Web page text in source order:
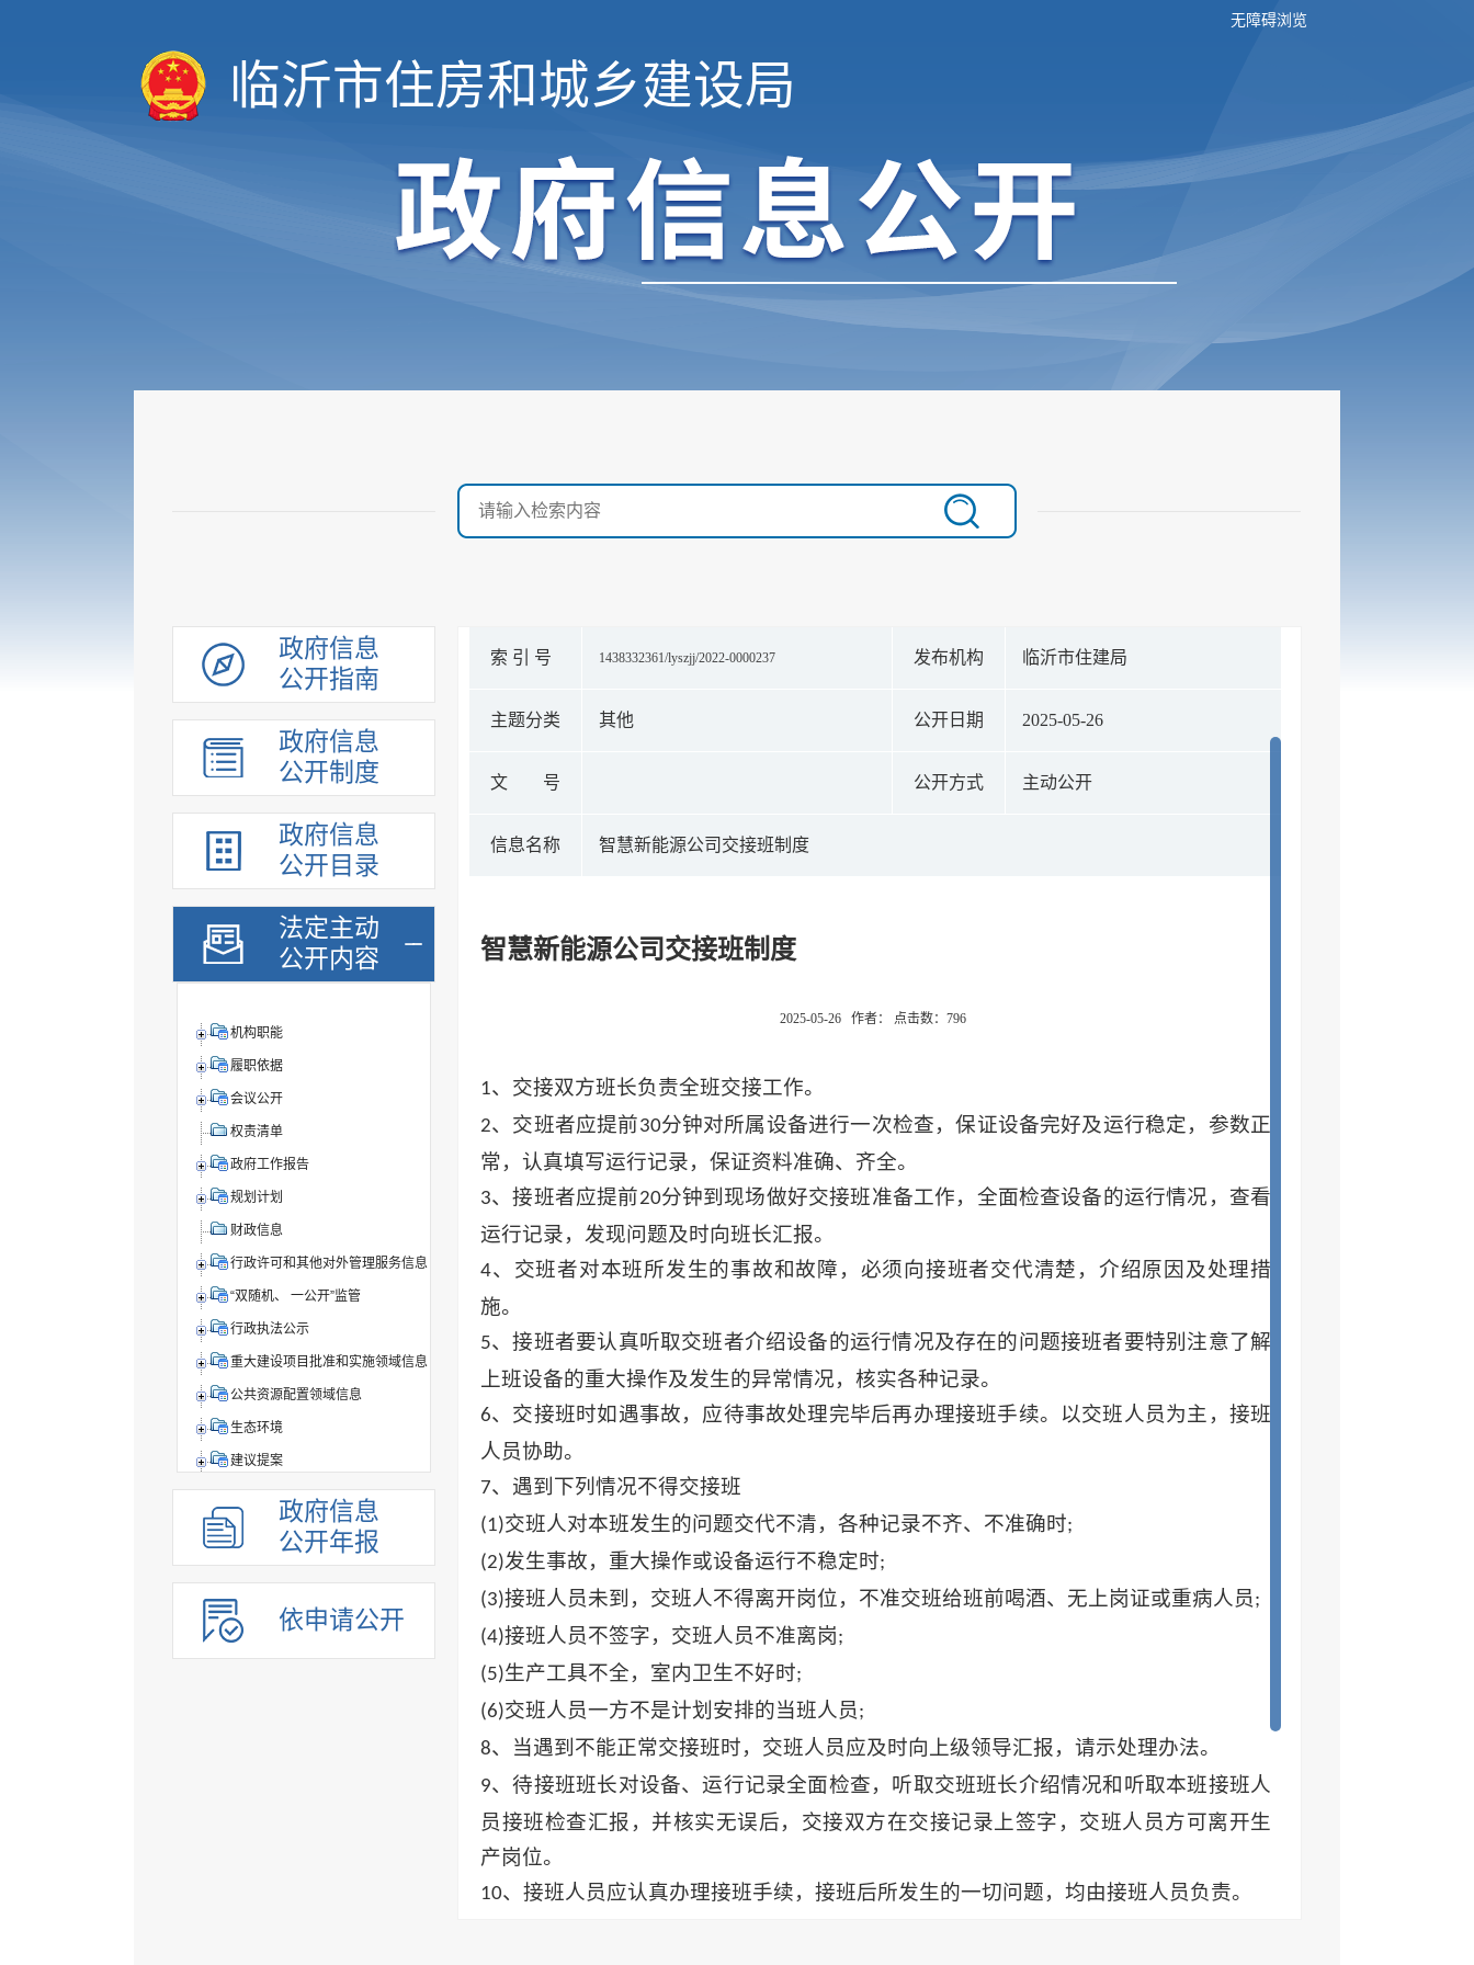
无障碍浏览
临沂市住房和城乡建设局
政府信息
公开指南
政府信息
公开制度
政府信息
公开目录
法定主动
公开内容
机构职能
履职依据
会议公开
权责清单
政府工作报告
规划计划
财政信息
行政许可和其他对外管理服务信息
“双随机、 一公开”监管
行政执法公示
重大建设项目批准和实施领域信息
公共资源配置领域信息
生态环境
建议提案
组织管理
应急管理
重点领域
法制政府建设工作年报
政府信息
公开年报
依申请公开
索 引 号 1438332361/lyszjj/2022-0000237 发布机构 临沂市住建局
主题分类 其他 公开日期 2025-05-26
文 号 公开方式 主动公开
信息名称 智慧新能源公司交接班制度
智慧新能源公司交接班制度
2025-05-26 作者： 点击数： 796
1、交接双方班长负责全班交接工作。
2、交班者应提前30分钟对所属设备进行一次检查，保证设备完好及运行稳定，参数正
常，认真填写运行记录，保证资料准确、齐全。
3、接班者应提前20分钟到现场做好交接班准备工作，全面检查设备的运行情况，查看
运行记录，发现问题及时向班长汇报。
4、交班者对本班所发生的事故和故障，必须向接班者交代清楚，介绍原因及处理措
施。
5、接班者要认真听取交班者介绍设备的运行情况及存在的问题接班者要特别注意了解
上班设备的重大操作及发生的异常情况，核实各种记录。
6、交接班时如遇事故，应待事故处理完毕后再办理接班手续。以交班人员为主，接班
人员协助。
7、遇到下列情况不得交接班
(1)交班人对本班发生的问题交代不清，各种记录不齐、不准确时;
(2)发生事故，重大操作或设备运行不稳定时;
(3)接班人员未到，交班人不得离开岗位，不准交班给班前喝酒、无上岗证或重病人员 ;
(4)接班人员不签字，交班人员不准离岗;
(5)生产工具不全，室内卫生不好时;
(6)交班人员一方不是计划安排的当班人员 ;
8、当遇到不能正常交接班时，交班人员应及时向上级领导汇报，请示处理办法。
9、待接班班长对设备、运行记录全面检查，听取交班班长介绍情况和听取本班接班人
员接班检查汇报，并核实无误后，交接双方在交接记录上签字，交班人员方可离开生
产岗位。
10、接班人员应认真办理接班手续，接班后所发生的一切问题，均由接班人员负责。